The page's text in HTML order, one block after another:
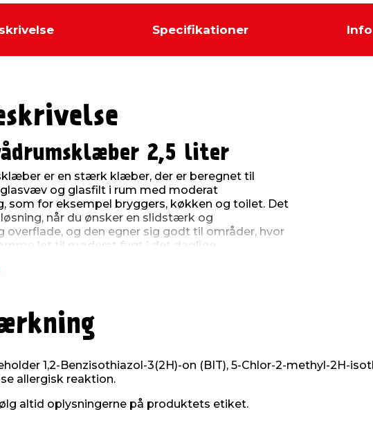
Specifikationer
2,5 liter
er en stærk klæber, der er beregnet til
og glasfilt i rum med moderat
som for eksempel bryggers, køkken og toilet. Det
når du ønsker en slidstærk og
overflade, og den egner sig godt til områder, hvor
let til moderat fugt i det daglige.
direkte på væggen med en malerulle, og
løs maling. Hvis væggen er sugende, skal den
at sikre, at klæberen hæfter ordentligt. På den
bedste og mest holdbare resultat.
ved en temperatur på mindst 10 °C, og
i rummet må ikke være over 80 %. Det sikrer, at
kan værktøjet rengøres med vand og
1,2-Benzisothiazol-3(2H)-on (BIT), 5-Chlor-2-methyl-2H-
allergisk reaktion.
altid oplysningerne på produktets etiket.